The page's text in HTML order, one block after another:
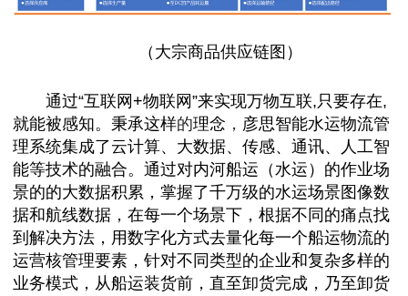
（大宗商品供应链图）
通过“互联网+物联网”来实现万物互联,只要存在,
就能被感知。秉承这样的理念 ， 彦思智能水运物流管
理系统集成了云计算、大数据、传感、通讯、人工智
能等技术的融合。通过对内河船运（水运）的作业场
景的的大数据积累，掌握了千万级的水运场景图像数
据和航线数据，在每一个场景下，根据不同的痛点找
到解决方法，用数字化方式去量化每一个船运物流的
运营核管理要素，针对不同类型的企业和复杂多样的
业务模式，从船运装货前，直至卸货完成，乃至卸货